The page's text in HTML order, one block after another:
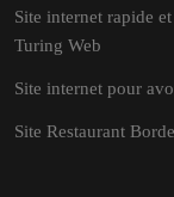
Site internet rapide
Turing Web
Site internet pour
Site Restaurant